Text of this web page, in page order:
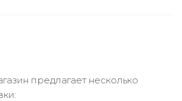
предлагает несколько